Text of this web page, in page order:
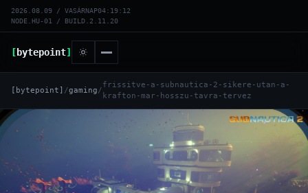
2026.08.09 / VASÁRNAP04:19:13
NODE.HU-01 / BUILD.2.11.20
[bytepoint]
[bytepoint] /gaming/
frissitve-a-subnautica-2-sikere-utan-a-
krafton-mar-hosszu-tavra-tervez